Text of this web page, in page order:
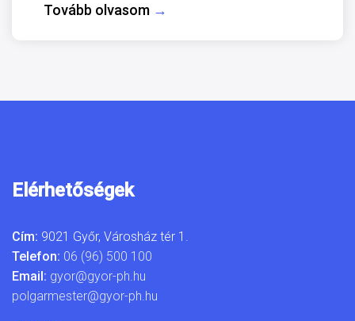
Tovább olvasom →
Elérhetőségek
Cím: 9021 Győr, Városház tér 1.
Telefon: 06 (96) 500 100
Email: gyor@gyor-ph.hu
polgarmester@gyor-ph.hu